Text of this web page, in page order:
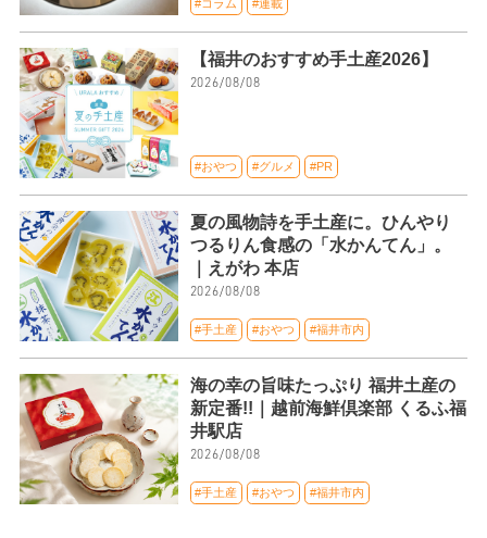
#コラム #連載
【福井のおすすめ手土産2026】
2026/08/08
#おやつ #グルメ #PR
夏の風物詩を手土産に。ひんやり
つるりん食感の「水かんてん」。
｜えがわ 本店
2026/08/08
#手土産 #おやつ #福井市内
海の幸の旨味たっぷり 福井土産の
新定番!!｜越前海鮮倶楽部 くるふ福
井駅店
2026/08/08
#手土産 #おやつ #福井市内